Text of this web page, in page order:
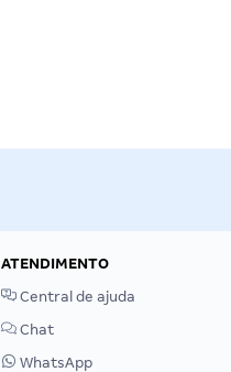
ATENDIMENTO
Central de ajuda
Chat
WhatsApp